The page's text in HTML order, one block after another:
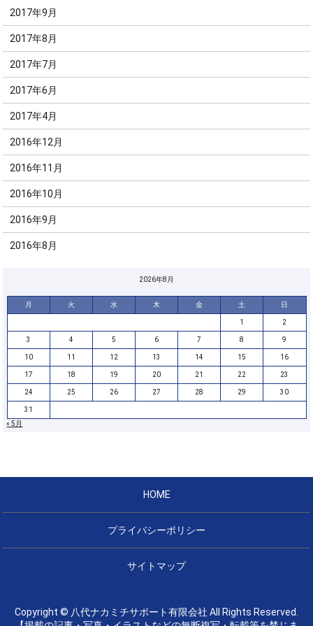
2017年9月
2017年8月
2017年7月
2017年6月
2017年4月
2016年12月
2016年11月
2016年10月
2016年9月
2016年8月
2026年8月
月 火 水 木 金 土 日
1 2
3 4 5 6 7 8 9
10 11 12 13 14 15 16
17 18 19 20 21 22 23
24 25 26 27 28 29 30
31
« 5月
HOME
プライバシーポリシー
サイトマップ
Copyright © 八代ナカミチサポート有限会社 All Rights Reserved.